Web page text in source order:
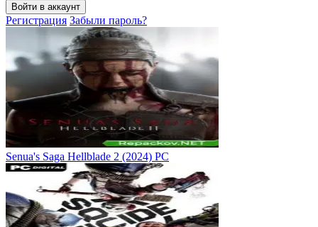
Войти в аккаунт
Регистрация Забыли пароль?
Senua's Saga Hellblade 2 (2024) PC